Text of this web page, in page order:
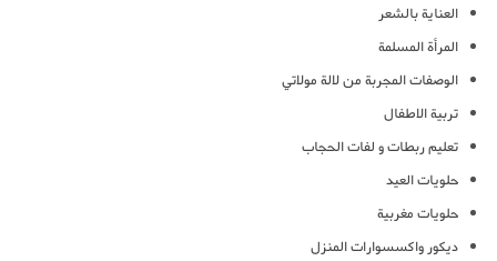
العناية بالشعر
المرأة المسلمة
الوصفات المجربة من لالة مولاتي
تربية الاطفال
تعليم ربطات و لفات الحجاب
حلويات العيد
حلويات مغربية
ديكور واكسسوارات المنزل